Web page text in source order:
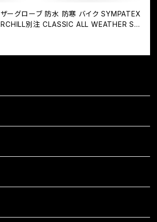
ーグローブ 防水 防寒 バイク SYMPATEX
別注 CLASSIC ALL WEATHER STA